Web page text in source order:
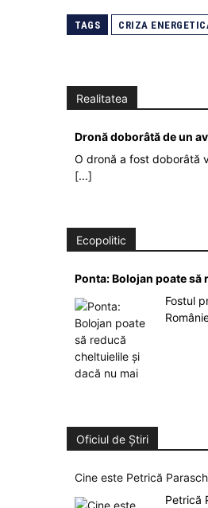
TAGS CRIZA
Realitatea
Dronă doborâtă de un
O dronă a fost doborâtă
[...]
Ecopolitic
Ponta: Bolojan poate
Fostul
Oficiul de Știri
Cine este Petrică
Petrică